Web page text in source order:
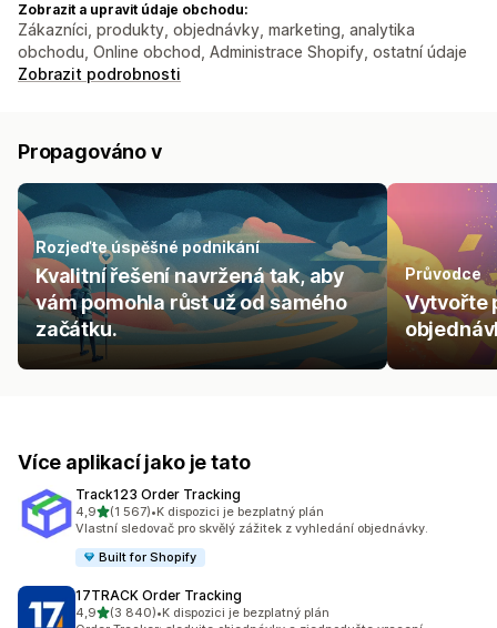
Zobrazit a upravit údaje obchodu:
Zákazníci, produkty, objednávky, marketing, analytika
obchodu, Online obchod, Administrace Shopify, ostatní údaje
Zobrazit podrobnosti
Propagováno v
Rozjeďte úspěšné podnikání
Kvalitní řešení navržená tak, aby
vám pomohla růst už od samého
začátku.
Průvodce
Vytvořte
Více aplikací jako je tato
Track123 Order Tracking
4,9z 5 hvězd
(1 567)
Celkový počet recenzí: 1567
•K dispozici je bezplatný plán
Vlastní sledovač pro skvělý zážitek z vyhledání objednávky.
Built for Shopify
17TRACK Order Tracking
4,9z 5 hvězd
(3 840)
Celkový počet recenzí: 3840
•K dispozici je bezplatný plán